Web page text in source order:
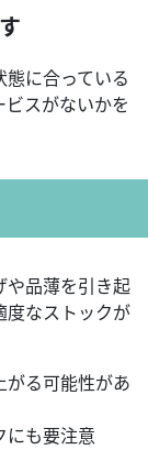
に合っている
スがないかを
や品薄を引き起
度なストックが
がる可能性があ
にも要注意